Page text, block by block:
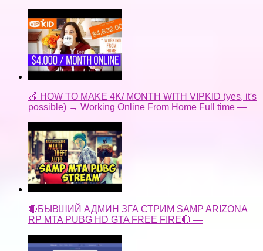
🍎 HOW TO MAKE 4K/ MONTH WITH VIPKID (yes, it's
possible) → Working Online From Home Full time —
🔴БЫВШИЙ АДМИН ЗГА СТРИМ SAMP ARIZONA
RP MTA PUBG HD GTA FREE FIRE🔴 —